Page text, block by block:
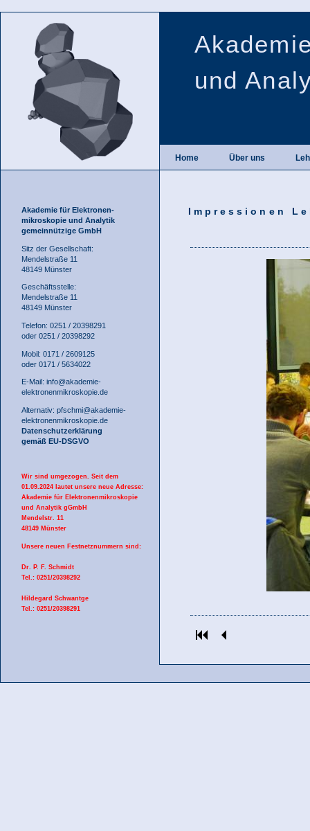
und
Home Über uns
Akademie für Elektronen-
mikroskopie und Analytik
gemeinnützige GmbH
Sitz der Gesellschaft:
Mendelstraße 11
48149 Münster
Geschäftsstelle:
Mendelstraße 11
48149 Münster
Telefon: 0251 / 20398291
oder 0251 / 20398292
Mobil: 0171 / 2609125
oder 0171 / 5634022
E-Mail: info@akademie-
elektronenmikroskopie.de
Alternativ: pfschmi@akademie-
elektronenmikroskopie.de
Datenschutzerklärung
gemäß EU-DSGVO
Wir sind umgezogen. Seit dem
01.09.2024 lautet unsere neue Adresse:
Akademie für Elektronenmikroskopie
und Analytik gGmbH
Mendelstr. 11
48149 Münster
Unsere neuen Festnetznummern sind:
Dr. P. F. Schmidt
Tel.: 0251/20398292
Hildegard Schwantge
Tel.: 0251/20398291
Impressionen